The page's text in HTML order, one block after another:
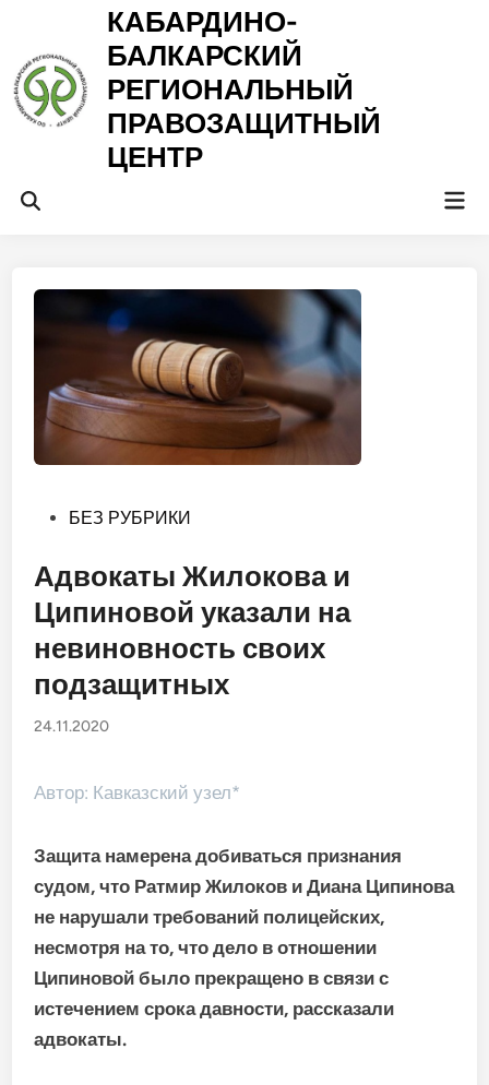
содержимому
КАБАРДИНО-
БАЛКАРСКИЙ
РЕГИОНАЛЬНЫЙ
ПРАВОЗАЩИТНЫЙ
ЦЕНТР
Открыть
Опубликовано
БЕЗ РУБРИКИ
Адвокаты Жилокова и
Ципиновой указали на
невиновность своих
подзащитных
24.11.2020
Автор: Кавказский узел*
Защита намерена добиваться признания
судом, что Ратмир Жилоков и Диана Ципинова
не нарушали требований полицейских,
несмотря на то, что дело в отношении
Ципиновой было прекращено в связи с
истечением срока давности, рассказали
адвокаты.